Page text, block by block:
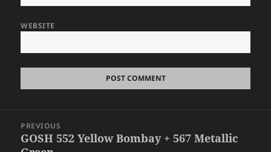
WEBSITE
navigation
PREVIOUS
Previous
GOSH 552 Yellow Bombay + 567 Metallic